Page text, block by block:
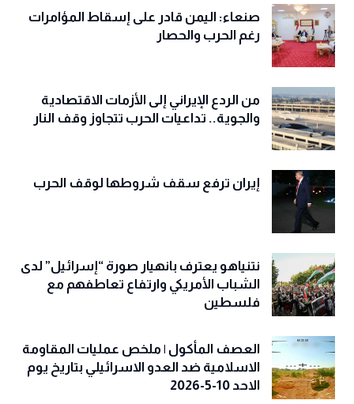
صنعاء: اليمن قادر على إسقاط المؤامرات
رغم الحرب والحصار
من الردع الإيراني إلى الأزمات الاقتصادية
والجوية.. تداعيات الحرب تتجاوز وقف النار
إيران ترفع سقف شروطها لوقف الحرب
نتنياهو يعترف بانهيار صورة “إسرائيل” لدى
الشباب الأمريكي وارتفاع تعاطفهم مع
فلسطين
العصف المأكول | ملخص عمليات المقاومة
الاسلامية ضد العدو الاسرائيلي بتاريخ يوم
الاحد 10-5-2026